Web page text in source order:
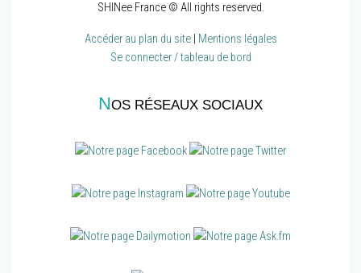
SHINee France © All rights reserved.
Accéder au plan du site| Mentions légales
Se connecter / tableau de bord
NOS RÉSEAUX SOCIAUX